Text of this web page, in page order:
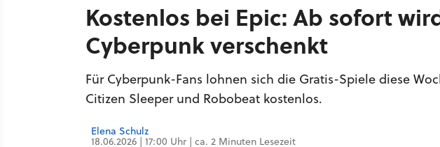
Kostenlos bei Epic: Ab sofort
Cyberpunk verschenkt
Für Cyberpunk-Fans lohnen sich die Gratis-Spiele diese
Citizen Sleeper und Robobeat kostenlos.
Elena Schulz
18.06.2026 | 17:00 Uhr | ca. 2 Minuten Lesezeit